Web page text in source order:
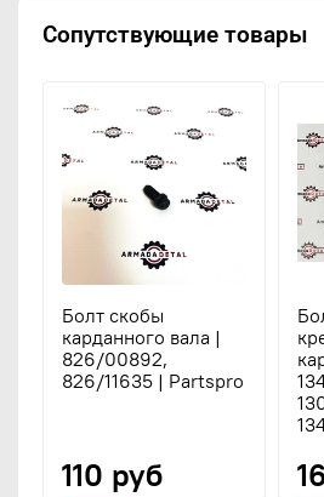
Сопутствующие товары
Болт скобы
карданного вала |
826/00892,
826/11635 | Partspro
110 руб